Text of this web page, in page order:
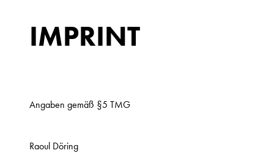
IMPRINT
Angaben gemäß §5 TMG
Raoul Döring